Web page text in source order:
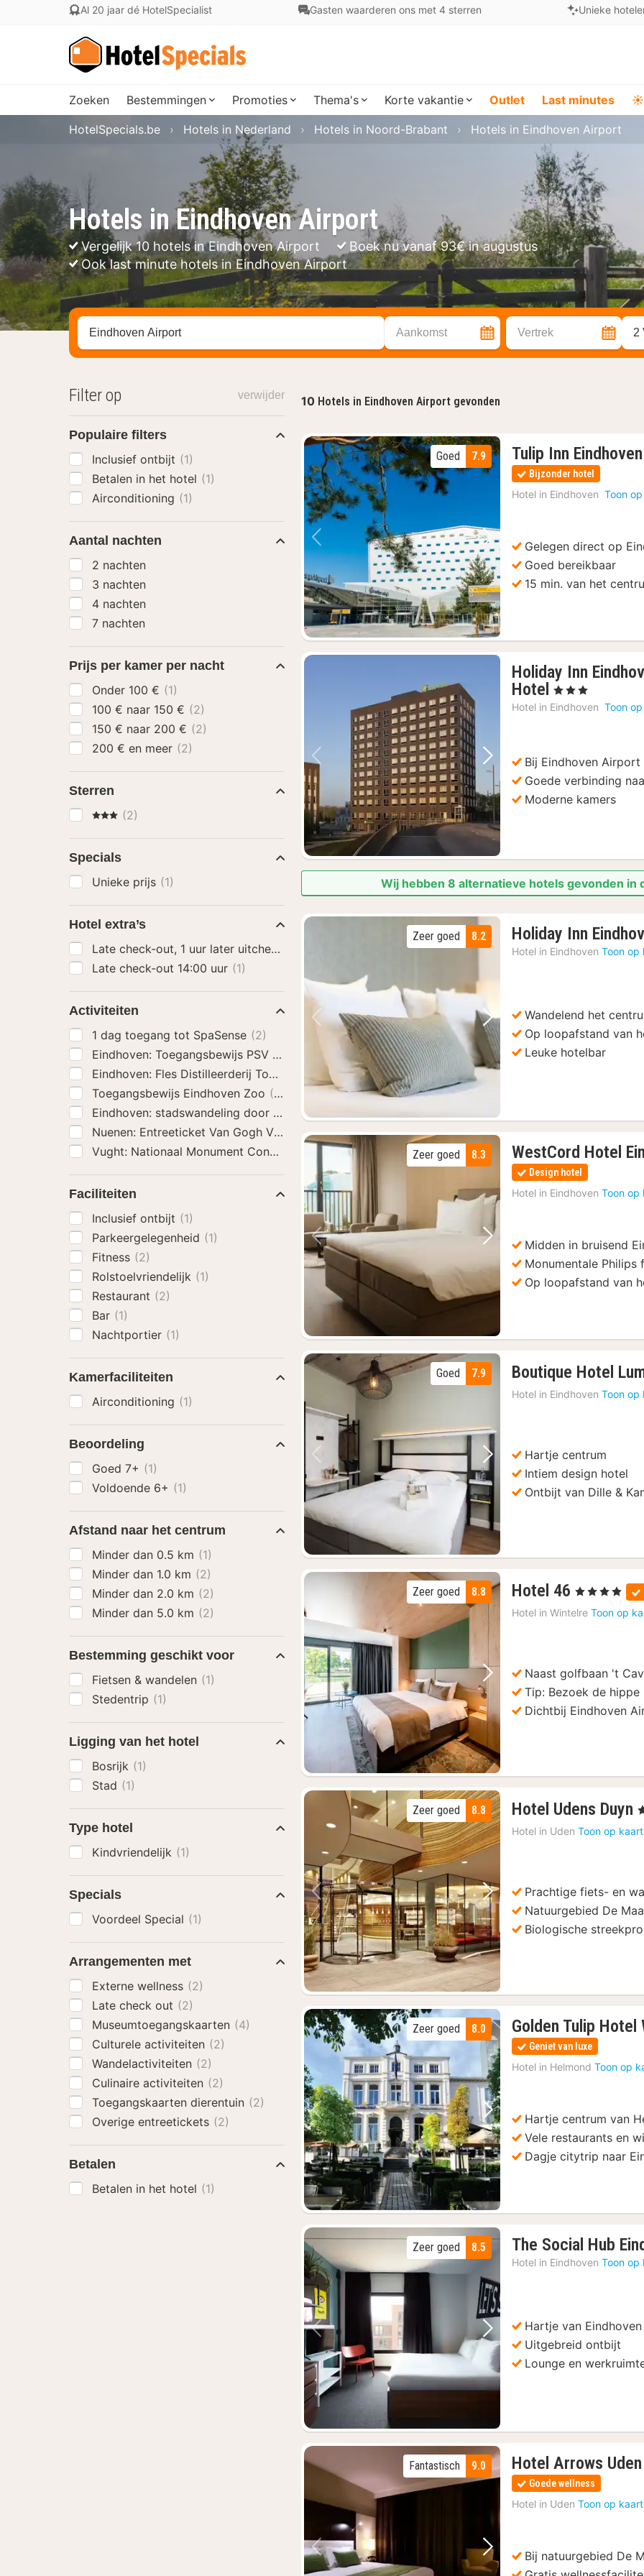
Al 20 jaar dé HotelSpecialist Gasten waarderen ons met 4 sterren Unieke
Zoeken Bestemmingen Promoties Thema's Korte vakantie Outlet Last minutes ☀️
Hotels in Eindhoven Airport
Vergelijk 10 hotels in Eindhoven Airport
Boek nu vanaf 93€ in augustus
Ook last minute hotels in Eindhoven Airport
HotelSpecials.be Hotels in Nederland Hotels in Noord-Brabant Hotels in Eindhoven Airport
Zoek op hotel, regio of stad Aankomst Vertrek 2
10 Hotels in Eindhoven Airport gevonden
Vorige foto Volgende foto
7.9
Goed Tulip Inn
Bijzonder hotel
Hotel in Eindhoven Toon
Gelegen direct op
Goed bereikbaar
15 min. van het
Vorige foto Volgende foto
Holiday Inn
Hotel 1
nacht
€
, 3 Sterren
Hotel in Eindhoven Toon
Bij Eindhoven Airport
Goede verbinding
Moderne kamers
Wij hebben 8 alternatieve hotels gevonden in
Vorige foto Volgende foto
8.2
Zeer goed Holiday Inn
Hotel in Eindhoven Toon op
Wandelend het
Op loopafstand van
Leuke hotelbar
Vorige foto Volgende foto
8.3
Zeer goed WestCord Hotel
Design hotel
Hotel in Eindhoven Toon op
Midden in bruisend
Monumentale Philips
Op loopafstand van
Vorige foto Volgende foto
7.9
Goed Boutique Hotel
Hotel in Eindhoven Toon op
Hartje centrum
Intiem design hotel
Ontbijt van Dille &
Vorige foto Volgende foto
8.8
Zeer goed Hotel 46 1
nacht
vanaf
, 4 Sterren
Hotel in Wintelre Toon op
Naast golfbaan 't
Tip: Bezoek de
Dichtbij Eindhoven
Vorige foto Volgende foto
8.8
Zeer goed Hotel Udens Duyn ,
Hotel in Uden Toon op kaart
Prachtige fiets- en
Natuurgebied De
Biologische
Vorige foto Volgende foto
8.0
Zeer goed Golden Tulip Hotel
Geniet van luxe
Hotel in Helmond Toon op
Hartje centrum van
Vele restaurants en
Dagje citytrip naar
Vorige foto Volgende foto
8.5
Zeer goed The Social Hub
Hotel in Eindhoven Toon op
Hartje van Eindhoven
Uitgebreid ontbijt
Lounge en
Vorige foto Volgende foto
9.0
Fantastisch Hotel Arrows Uden
Goede wellness
Hotel in Uden Toon op kaart
Bij natuurgebied De
Filter op verwijder
Populaire filters
Inclusief ontbijt (1)
Betalen in het hotel (1)
Airconditioning (1)
Aantal nachten
2 nachten
3 nachten
4 nachten
7 nachten
Prijs per kamer per nacht
Onder 100 € (1)
100 € naar 150 € (2)
150 € naar 200 € (2)
200 € en meer (2)
Sterren
3 Sterren
(2)
Specials
Unieke prijs (1)
Hotel extra’s
Late check-out, 1 uur later uitchecken
Late check-out 14:00 uur (1)
Activiteiten
1 dag toegang tot SpaSense (2)
Eindhoven: Toegangsbewijs PSV Stadion Museum(2)
Eindhoven: Fles Distilleerderij Tour en Proefervaring(2)
Toegangsbewijs Eindhoven Zoo (2)
Eindhoven: stadswandeling door het centrum
Nuenen: Entreeticket Van Gogh Village Museum Nuenen(2)
Vught: Nationaal Monument Concentratiekamp Toegangsbewijs(2)
Faciliteiten
Inclusief ontbijt (1)
Parkeergelegenheid (1)
Fitness (2)
Rolstoelvriendelijk (1)
Restaurant (2)
Bar (1)
Nachtportier (1)
Kamerfaciliteiten
Airconditioning (1)
Beoordeling
Goed 7+ (1)
Voldoende 6+ (1)
Afstand naar het centrum
Minder dan 0.5 km (1)
Minder dan 1.0 km (2)
Minder dan 2.0 km (2)
Minder dan 5.0 km (2)
Bestemming geschikt voor
Fietsen & wandelen (1)
Stedentrip (1)
Ligging van het hotel
Bosrijk (1)
Stad (1)
Type hotel
Kindvriendelijk (1)
Specials
Voordeel Special (1)
Arrangementen met
Externe wellness (2)
Late check out (2)
Museumtoegangskaarten (4)
Culturele activiteiten (2)
Wandelactiviteiten (2)
Culinaire activiteiten (2)
Toegangskaarten dierentuin (2)
Overige entreetickets (2)
Betalen
Betalen in het hotel (1)